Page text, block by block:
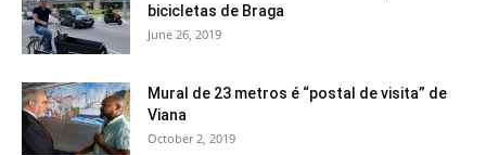
bicicletas de Braga
June 26, 2019
Mural de 23 metros é “postal de visita” de
Viana
October 2, 2019